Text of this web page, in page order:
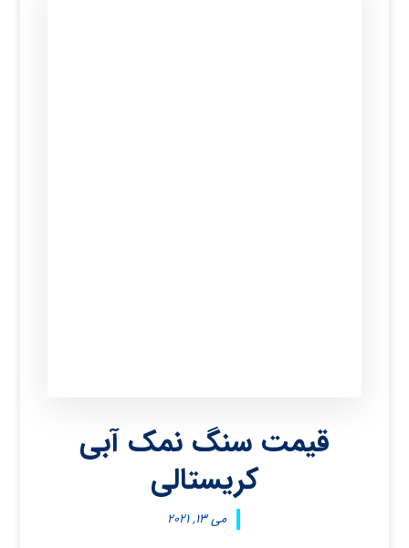
قیمت سنگ نمک آبی
کریستالی
می ۱۳, ۲۰۲۱